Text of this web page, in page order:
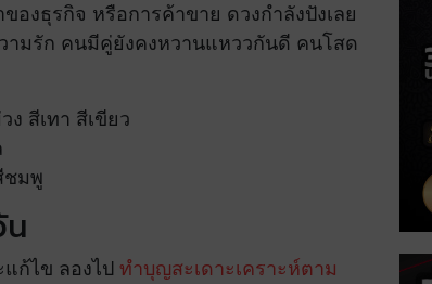
องธุรกิจ หรือการค้าขาย ดวงกำลังปังเลย
ามรัก คนมีคู่ยังคงหวานแหววกันดี คนโสด
ง สีเทา สีเขียว
ชมพู
ก้ไข ลองไป ทำบุญสะเดาะเคราะห์ตาม